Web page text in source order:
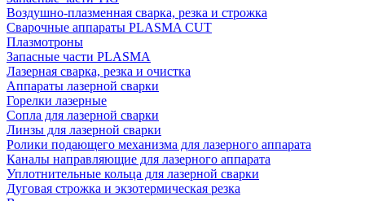
Воздушно-плазменная сварка, резка и строжка
Сварочные аппараты PLASMA CUT
Плазмотроны
Запасные части PLASMA
Лазерная сварка, резка и очистка
Аппараты лазерной сварки
Горелки лазерные
Сопла для лазерной сварки
Линзы для лазерной сварки
Ролики подающего механизма для лазерного аппарата
Каналы направляющие для лазерного аппарата
Уплотнительные кольца для лазерной сварки
Дуговая строжка и экзотермическая резка